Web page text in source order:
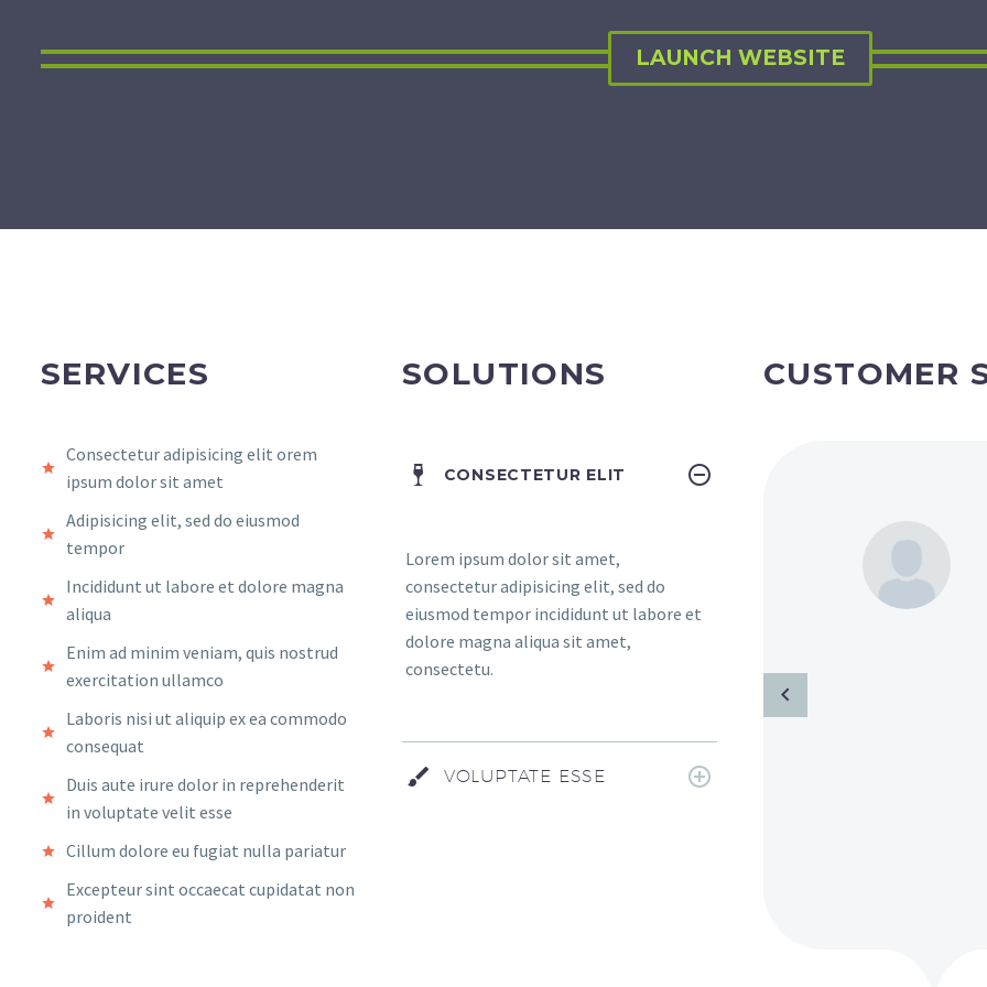
LAUNCH WEBSITE
SERVICES
Consectetur adipisicing elit orem
ipsum dolor sit amet
Adipisicing elit, sed do eiusmod
tempor
Incididunt ut labore et dolore magna
aliqua
Enim ad minim veniam, quis nostrud
exercitation ullamco
Laboris nisi ut aliquip ex ea commodo
consequat
Duis aute irure dolor in reprehenderit
in voluptate velit esse
Cillum dolore eu fugiat nulla pariatur
Excepteur sint occaecat cupidatat non
proident
SOLUTIONS
CONSECTETUR ELIT
Lorem ipsum dolor sit amet,
consectetur adipisicing elit, sed do
eiusmod tempor incididunt ut labore et
dolore magna aliqua sit amet,
consectetu.
VOLUPTATE ESSE
CUSTOMER